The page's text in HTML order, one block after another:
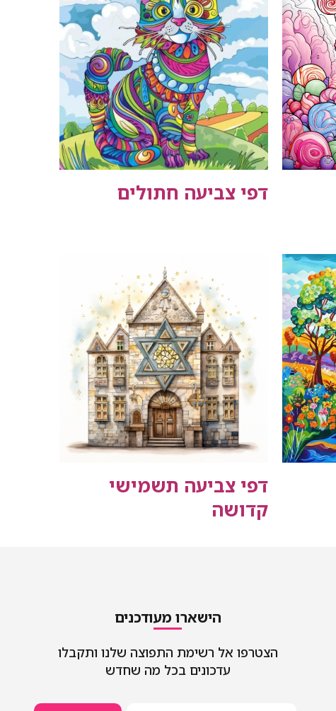
דפי צביעה חתולים
דפי צביעה תשמישי
קדושה
הישארו מעודכנים
הצטרפו אל רשימת התפוצה שלנו ותקבלו
עדכונים בכל מה שחדש